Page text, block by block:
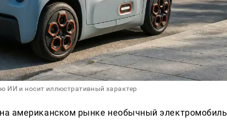
ИИ и носит иллюстративный характер
американском рынке необычный электромобиль